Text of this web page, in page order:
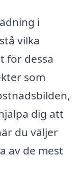
i
vilka
för dessa
som
dig att
du väljer
av de mest